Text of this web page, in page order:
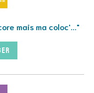
mais ma coloc'..."